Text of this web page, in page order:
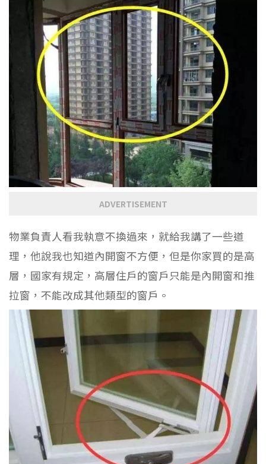
ADVERTISEMENT
物業負責人看我執意不換過來，就給我講了一些道
理，他說我也知道內開窗不方便，但是你家買的是高
層，國家有規定，高層住戶的窗戶只能是內開窗和推
拉窗，不能改成其他類型的窗戶。